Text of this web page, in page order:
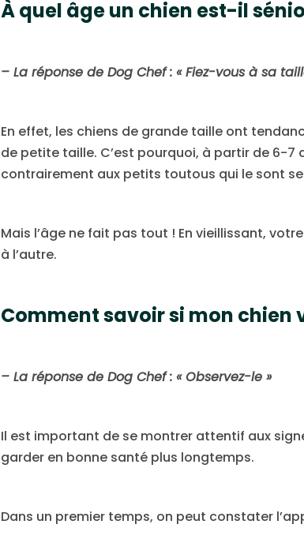
À quel âge un chien est-il
– La réponse de Dog Chef : « Fiez-vous à sa
En effet, les chiens de grande taille ont
de petite taille. C’est pourquoi, à partir de 6-
contrairement aux petits toutous qui le sont
Mais l’âge ne fait pas tout ! En vieillissant,
à l’autre.
Comment savoir si mon chien
– La réponse de Dog Chef : « Observez-le »
Il est important de se montrer attentif aux
garder en bonne santé plus longtemps.
Dans un premier temps, on peut constater